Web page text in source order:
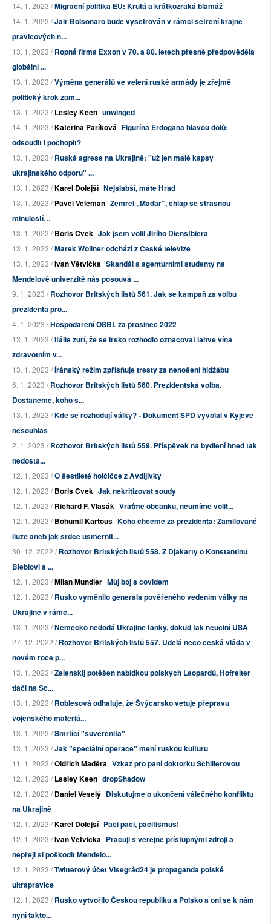
14. 1. 2023 /Migrační politika EU: Krutá a krátkozraká blamáž
14. 1. 2023 /Jair Bolsonaro bude vyšetřován v rámci šetření krajně
pravicových n...
13. 1. 2023 /Ropná firma Exxon v 70. a 80. letech přesně předpověděla
globální ...
13. 1. 2023 /Výměna generálů ve velení ruské armády je zřejmě
politický krok zam...
13. 1. 2023 /Lesley Keen unwinged
14. 1. 2023 /Kateřina Paříková Figurína Erdogana hlavou dolů:
odsoudit i pochopit?
13. 1. 2023 /Ruská agrese na Ukrajině: "už jen malé kapsy
ukrajinského odporu" ...
13. 1. 2023 /Karel Dolejší Nejslabší, máte Hrad
13. 1. 2023 /Pavel Veleman Zemřel „Maďar“, chlap se strašnou
minulostí…
13. 1. 2023 /Boris Cvek Jak jsem volil Jiřího Dienstbiera
13. 1. 2023 /Marek Wollner odchází z České televize
13. 1. 2023 /Ivan Větvička Skandál s agenturními studenty na
Mendelově univerzitě nás posouvá ...
9. 1. 2023 /Rozhovor Britských listů 561. Jak se kampaň za volbu
prezidenta pro...
4. 1. 2023 /Hospodaření OSBL za prosinec 2022
13. 1. 2023 /Itálie zuří, že se Irsko rozhodlo označovat lahve vína
zdravotním v...
13. 1. 2023 /Íránský režim zpřísňuje tresty za nenošení hidžábu
6. 1. 2023 /Rozhovor Britských listů 560. Prezidentská volba.
Dostaneme, koho s...
13. 1. 2023 /Kde se rozhodují války? - Dokument SPD vyvolal v Kyjevě
nesouhlas
2. 1. 2023 /Rozhovor Britských listů 559. Příspěvek na bydlení hned tak
nedosta...
12. 1. 2023 /O šestileté holčičce z Avdijivky
12. 1. 2023 /Boris Cvek Jak nekritizovat soudy
12. 1. 2023 /Richard F. Vlasák Vraťme občanku, neumíme volit...
12. 1. 2023 /Bohumil Kartous Koho chceme za prezidenta: Zamilované
iluze aneb jak srdce usměrnit...
30. 12. 2022 /Rozhovor Britských listů 558. Z Djakarty o Konstantinu
Bieblovi a ...
12. 1. 2023 /Milan Mundier Můj boj s covidem
12. 1. 2023 /Rusko vyměnilo generála pověřeného vedením války na
Ukrajině v rámc...
13. 1. 2023 /Německo nedodá Ukrajině tanky, dokud tak neučiní USA
27. 12. 2022 /Rozhovor Britských listů 557. Udělá něco česká vláda v
novém roce p...
13. 1. 2023 /Zelenskij potěšen nabídkou polských Leopardů, Hofreiter
tlačí na Sc...
13. 1. 2023 /Roblesová odhaluje, že Švýcarsko vetuje přepravu
vojenského materiá...
13. 1. 2023 /Smrtící "suverenita"
13. 1. 2023 /Jak "speciální operace" mění ruskou kulturu
11. 1. 2023 /Oldřich Maděra Vzkaz pro paní doktorku Schillerovou
12. 1. 2023 /Lesley Keen dropShadow
12. 1. 2023 /Daniel Veselý Diskutujme o ukončení válečného konfliktu
na Ukrajině
12. 1. 2023 /Karel Dolejší Paci paci, pacifismus!
12. 1. 2023 /Ivan Větvička Pracuji s veřejně přístupnými zdroji a
nepřeji si poškodit Mendelo...
12. 1. 2023 /Twitterový účet Visegrád24 je propaganda polské
ultrapravice
12. 1. 2023 /Rusko vytvořilo Českou republiku a Polsko a oni se k nám
nyní takto...